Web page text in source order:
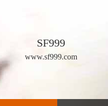
SF999
www.sf999.com